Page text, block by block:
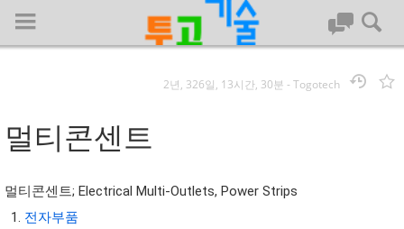
대문
회사명 :
2년, 326일, 13시간, 30분 -Togotech
멀티콘센트
멀티콘센트; Electrical Multi-Outlets, Power Strips
전자부품